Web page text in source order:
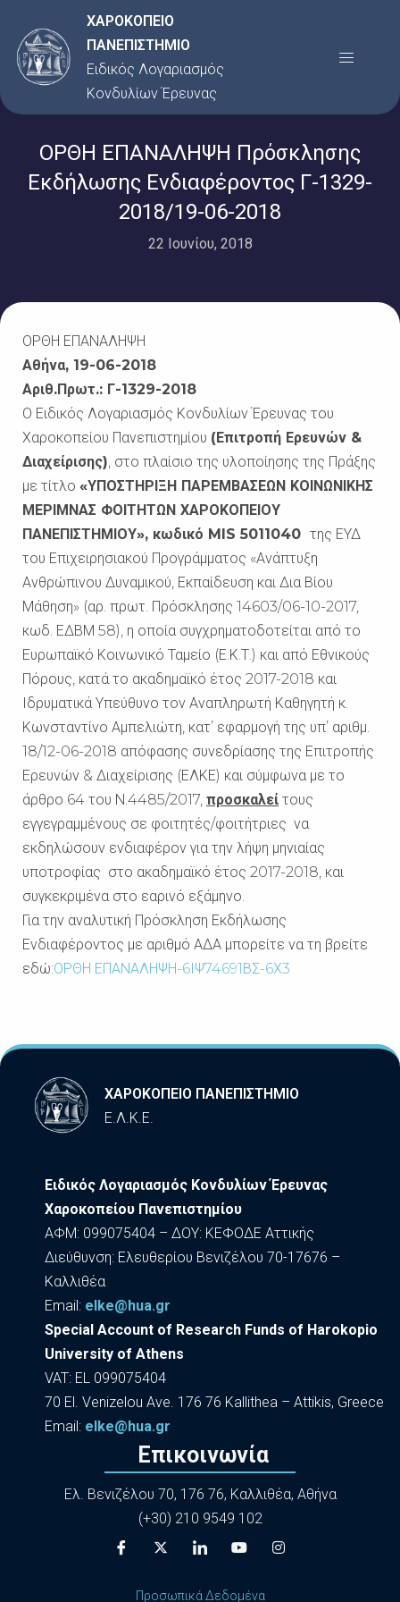
στο
περιεχόμενο
ΧΑΡΟΚΟΠΕΙΟ
ΠΑΝΕΠΙΣΤΗΜΙΟ
Ειδικός Λογαριασμός
Κονδυλίων Έρευνας
Menu
ΟΡΘΗ ΕΠΑΝΑΛΗΨΗ Πρόσκλησης
Εκδήλωσης Ενδιαφέροντος Γ-1329-
2018/19-06-2018
22 Ιουνίου, 2018
ΟΡΘΗ ΕΠΑΝΑΛΗΨΗ
Αθήνα, 19-06-2018
Αριθ.Πρωτ.: Γ-1329-2018
Ο Ειδικός Λογαριασμός Κονδυλίων Έρευνας του
Χαροκοπείου Πανεπιστημίου (Επιτροπή Ερευνών &
Διαχείρισης), στο πλαίσιο της υλοποίησης της Πράξης
με τίτλο «ΥΠΟΣΤΗΡΙΞΗ ΠΑΡΕΜΒΑΣΕΩΝ ΚΟΙΝΩΝΙΚΗΣ
ΜΕΡΙΜΝΑΣ ΦΟΙΤΗΤΩΝ ΧΑΡΟΚΟΠΕΙΟΥ
ΠΑΝΕΠΙΣΤΗΜΙΟΥ», κωδικό MIS 5011040 της ΕΥΔ
του Επιχειρησιακού Προγράμματος «Ανάπτυξη
Ανθρώπινου Δυναμικού, Εκπαίδευση και Δια Βίου
Μάθηση» (αρ. πρωτ. Πρόσκλησης 14603/06-10-2017,
κωδ. ΕΔΒΜ 58), η οποία συγχρηματοδοτείται από το
Ευρωπαϊκό Κοινωνικό Ταμείο (Ε.Κ.Τ.) και από Εθνικούς
Πόρους, κατά το ακαδημαϊκό έτος 2017-2018 και
Ιδρυματικά Υπεύθυνο τον Αναπληρωτή Καθηγητή κ.
Κωνσταντίνο Αμπελιώτη, κατ’ εφαρμογή της υπ’ αριθμ.
18/12-06-2018 απόφασης συνεδρίασης της Επιτροπής
Ερευνών & Διαχείρισης (ΕΛΚΕ) και σύμφωνα με το
άρθρο 64 του Ν.4485/2017, προσκαλεί τους
εγγεγραμμένους σε φοιτητές/φοιτήτριες να
εκδηλώσουν ενδιαφέρον για την λήψη μηνιαίας
υποτροφίας στο ακαδημαϊκό έτος 2017-2018, και
συγκεκριμένα στο εαρινό εξάμηνο.
Για την αναλυτική Πρόσκληση Εκδήλωσης
Ενδιαφέροντος με αριθμό ΑΔΑ μπορείτε να τη βρείτε
εδώ:ΟΡΘΗ ΕΠΑΝΑΛΗΨΗ-6ΙΨ74691ΒΣ-6Χ3
ΧΑΡΟΚΟΠΕΙΟ ΠΑΝΕΠΙΣΤΗΜΙΟ
Ε.Λ.Κ.Ε.
Ειδικός Λογαριασμός Κονδυλίων Έρευνας
Χαροκοπείου Πανεπιστημίου
ΑΦΜ: 099075404 – ΔΟΥ: ΚΕΦΟΔΕ Αττικής
Διεύθυνση: Ελευθερίου Βενιζέλου 70-17676 –
Καλλιθέα
Εmail: elke@hua.gr
Special Account of Research Funds of Harokopio
University of Athens
VAT: EL 099075404
70 El. Venizelou Ave. 176 76 Kallithea – Attikis, Greece
Εmail: elke@hua.gr
Επικοινωνία
Ελ. Βενιζέλου 70, 176 76, Καλλιθέα, Αθήνα
(+30) 210 9549 102
Προσωπικά Δεδομένα